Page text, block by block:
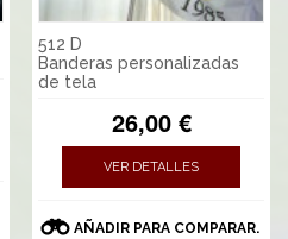
512 D
Banderas personalizadas
de tela
26,00 €
VER DETALLES
AÑADIR PARA COMPARAR.